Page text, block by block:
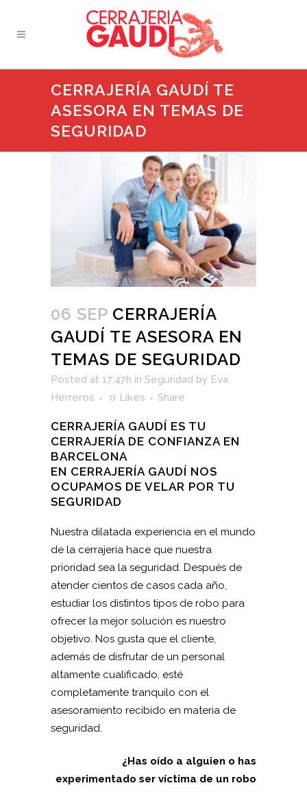
CERRAJERÍA GAUDÍ TE
ASESORA EN TEMAS DE
SEGURIDAD
06 SEP CERRAJERÍA
GAUDÍ TE ASESORA EN
TEMAS DE SEGURIDAD
Posted at 17:47h in Seguridad by Eva
Herreros
0 Likes Share
CERRAJERÍA GAUDÍ ES TU
CERRAJERÍA DE CONFIANZA EN
BARCELONA
EN CERRAJERÍA GAUDÍ NOS
OCUPAMOS DE VELAR POR TU
SEGURIDAD
Nuestra dilatada experiencia en el mundo
de la cerrajería hace que nuestra
prioridad sea la seguridad. Después de
atender cientos de casos cada año,
estudiar los distintos tipos de robo para
ofrecer la mejor solución es nuestro
objetivo. Nos gusta que el cliente,
además de disfrutar de un personal
altamente cualificado, esté
completamente tranquilo con el
asesoramiento recibido en materia de
seguridad.
¿Has oído a alguien o has
experimentado ser víctima de un robo